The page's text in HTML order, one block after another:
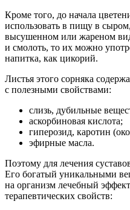
Кроме того, до начала
использовать в пищу в
высушенном или жареном
и смолоть, то их можно
напитка, как цикорий.
Листья этого сорняка
с полезными свойствами:
слизь, дубильные
аскорбиновая кислота;
гиперозид, каротин
эфирные масла.
Поэтому для лечения
Его богатый уникальными
на организм лечебный
терапевтических свойств: